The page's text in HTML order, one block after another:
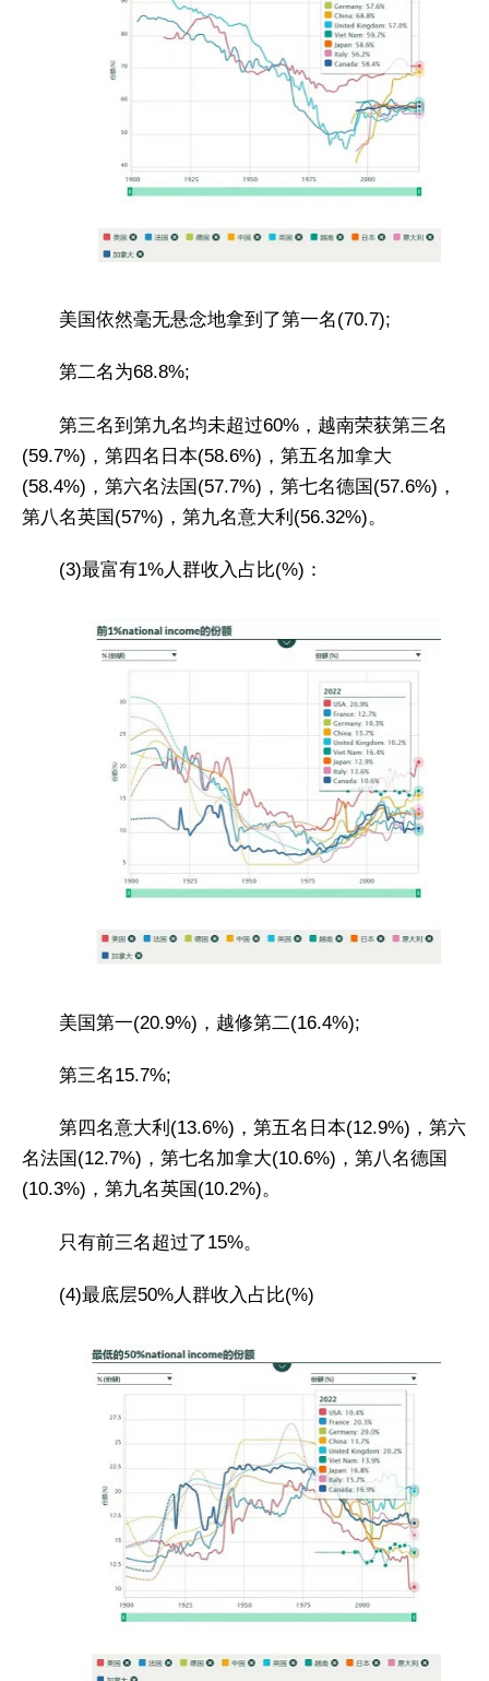
美国依然毫无悬念地拿到了第一名(70.7);
第二名为68.8%;
第三名到第九名均未超过60%，越南荣获第三名
(59.7%)，第四名日本(58.6%)，第五名加拿大
(58.4%)，第六名法国(57.7%)，第七名德国(57.6%)，
第八名英国(57%)，第九名意大利(56.32%)。
(3)最富有1%人群收入占比(%)：
美国第一(20.9%)，越修第二(16.4%);
第三名15.7%;
第四名意大利(13.6%)，第五名日本(12.9%)，第六
名法国(12.7%)，第七名加拿大(10.6%)，第八名德国
(10.3%)，第九名英国(10.2%)。
只有前三名超过了15%。
(4)最底层50%人群收入占比(%)